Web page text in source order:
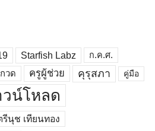
Starfish Labz ก.ค.ศ.
วด ครูผู้ช่วย คุรุสภา คู่มือ
น์โหลด
รีนุช เทียนทอง